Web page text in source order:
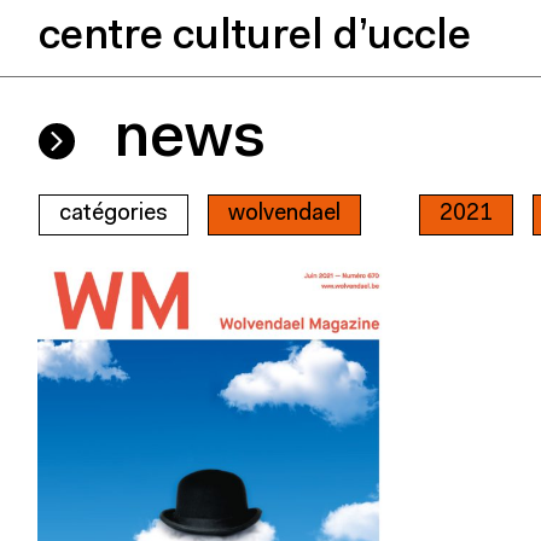
centre culturel d’uccle
news
catégories wolvendael 2021